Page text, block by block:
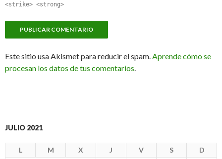
<strike> <strong>
Este sitio usa Akismet para reducir el spam.Aprende cómo se
procesan los datos de tus comentarios.
JULIO 2021
L M X J V S D